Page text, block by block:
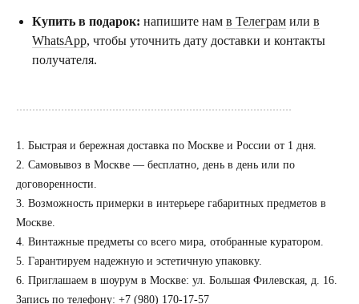
Купить в подарок: напишите нам в Телеграм или в
WhatsApp, чтобы уточнить дату доставки и контакты
получателя.
......................................................................................
1. Быстрая и бережная доставка по Москве и России от 1 дня.
2. Самовывоз в Москве — бесплатно, день в день или по
договоренности.
3. Возможность примерки в интерьере габаритных предметов в
Москве.
4. Винтажные предметы со всего мира, отобранные куратором.
5. Гарантируем надежную и эстетичную упаковку.
6. Приглашаем в шоурум в Москве: ул. Большая Филевская, д. 16.
Запись по телефону: +7 (980) 170-17-57
Вы можете
Евгении
Посещение только
договоренности